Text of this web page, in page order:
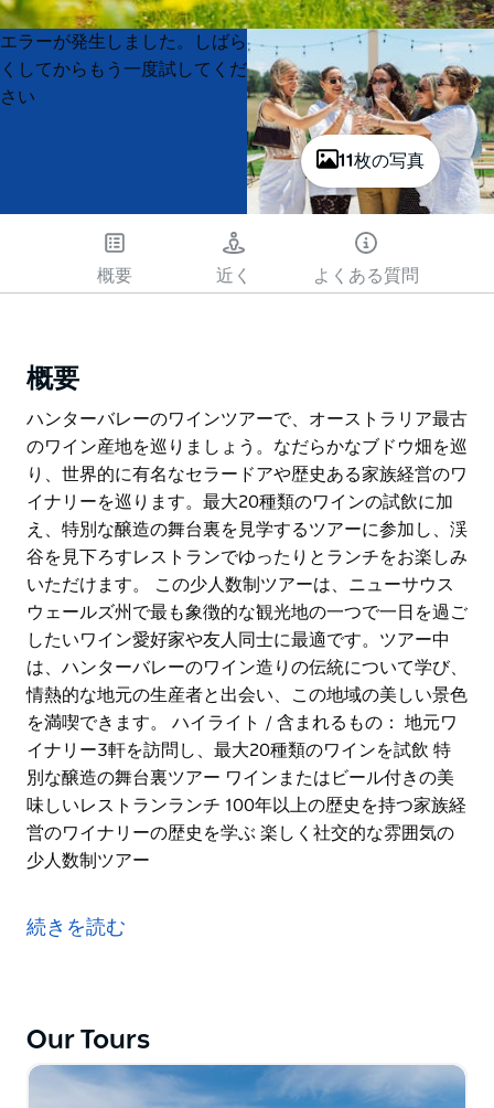
11枚の写真
Product
List
Product
List
エラーが発生しました。しばら
くしてからもう一度試してくだ
さい
概要 近く よくある質問
概要
ハンターバレーのワインツアーで、オーストラリア最古
のワイン産地を巡りましょう。なだらかなブドウ畑を巡
り、世界的に有名なセラードアや歴史ある家族経営のワ
イナリーを巡ります。最大20種類のワインの試飲に加
え、特別な醸造の舞台裏を見学するツアーに参加し、渓
谷を見下ろすレストランでゆったりとランチをお楽しみ
いただけます。 この少人数制ツアーは、ニューサウス
ウェールズ州で最も象徴的な観光地の一つで一日を過ご
したいワイン愛好家や友人同士に最適です。ツアー中
は、ハンターバレーのワイン造りの伝統について学び、
情熱的な地元の生産者と出会い、この地域の美しい景色
を満喫できます。 ハイライト / 含まれるもの： 地元ワ
イナリー3軒を訪問し、最大20種類のワインを試飲 特
別な醸造の舞台裏ツアー ワインまたはビール付きの美
味しいレストランランチ 100年以上の歴史を持つ家族経
営のワイナリーの歴史を学ぶ 楽しく社交的な雰囲気の
少人数制ツアー
のワイン産地を巡りましょう。なだらかなブドウ畑を巡
り、世界的に有名なセラードアや歴史ある家族経営のワ
谷を見下ろすレストランでゆったりとランチをお楽しみ
いただけます。
この少人数制ツアーは、ニューサウスウェールズ州で最
続きを読む
Our Tours